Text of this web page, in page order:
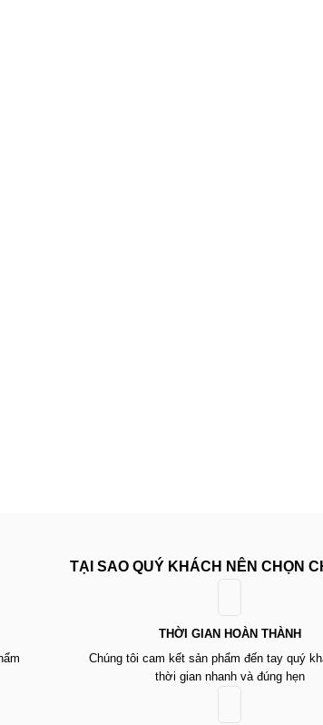
TẠI SAO QUÝ KHÁCH NÊN CHỌN
THỜI GIAN HOÀN THÀNH
Chúng tôi cam kết sản phẩm đến tay quý
thời gian nhanh và đúng hẹn